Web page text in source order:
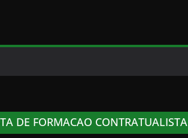
DE FORMACAO CONTRATUALISTA